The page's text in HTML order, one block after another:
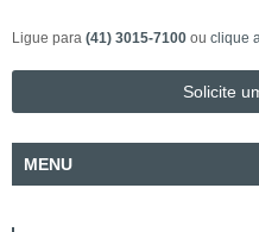
Ligue para (41) 3015-7100 ou clique
Solicite
MENU